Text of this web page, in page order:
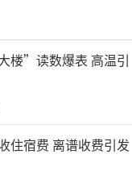
楼”读数爆表 高温引
住宿费 离谱收费引发